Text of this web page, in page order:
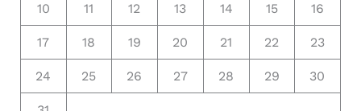
10 11 12 13 14 15 16
17 18 19 20 21 22 23
24 25 26 27 28 29 30